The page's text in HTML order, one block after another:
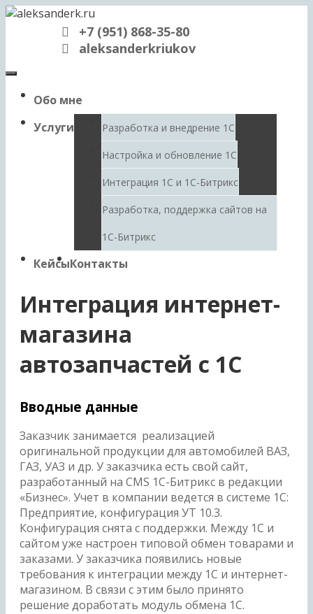
Перейти
содержимому
+7 (951) 868-35-80
aleksanderkriukov
Обо мне
Услуги
Разработка и внедрение 1С
Настройка и обновление 1С
Интеграция 1С и 1С-Битрикс
Разработка, поддержка сайтов на
1С-Битрикс
КейсыКонтакты
Интеграция интернет-
магазина
автозапчастей с 1С
Вводные данные
Заказчик занимается реализацией
оригинальной продукции для автомобилей ВАЗ,
ГАЗ, УАЗ и др. У заказчика есть свой сайт,
разработанный на CMS 1С-Битрикс в редакции
«Бизнес». Учет в компании ведется в системе 1С:
Предприятие, конфигурация УТ 10.3.
Конфигурация снята с поддержки. Между 1С и
сайтом уже настроен типовой обмен товарами и
заказами. У заказчика появились новые
требования к интеграции между 1С и интернет-
магазином. В связи с этим было принято
решение доработать модуль обмена 1С.